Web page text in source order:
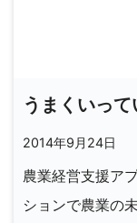
うまくいっ
2014年9月24日
農業経営支援ア
ションで農業の